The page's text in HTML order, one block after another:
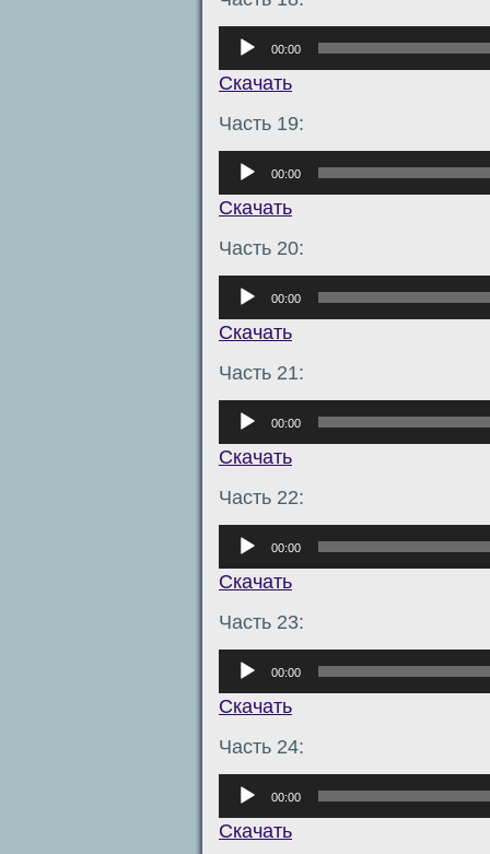
Аудиоплеер
00:00
Скачать
Часть 19:
Аудиоплеер
00:00
Скачать
Часть 20:
Аудиоплеер
00:00
Скачать
Часть 21:
Аудиоплеер
00:00
Скачать
Часть 22:
Аудиоплеер
00:00
Скачать
Часть 23:
Аудиоплеер
00:00
Скачать
Часть 24:
Аудиоплеер
00:00
Скачать